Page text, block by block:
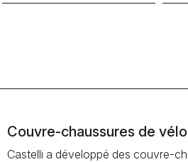
Couvre-chaussures de
Castelli a développé des couvre-